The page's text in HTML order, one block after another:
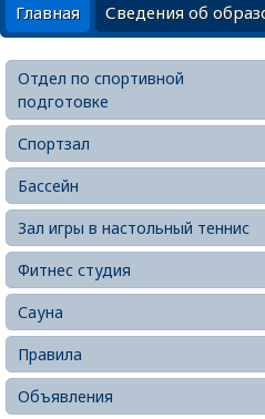
Главная Сведения об
Отдел по спортивной
подготовке
Спортзал
Бассейн
Зал игры в настольный теннис
Фитнес студия
Сауна
Правила
Объявления